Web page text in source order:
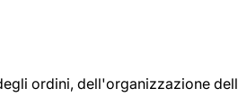
ordini, dell'organizzazione